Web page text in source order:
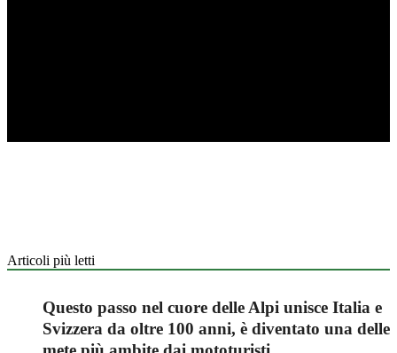
Articoli più letti
Questo passo nel cuore delle Alpi unisce Italia e
Svizzera da oltre 100 anni, è diventato una delle